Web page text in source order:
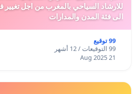
للارشاد السياحي بالمغرب من اجل تغيير
الى فئة المدن والمدارات
99 توقيع
99 التوقيعات / 12 أشهر
21 Aug 2025